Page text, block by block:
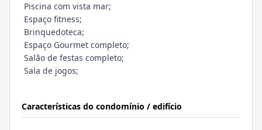
Características do condomínio / edifício
Piscina com vista mar;
Espaço fitness;
Brinquedoteca;
Espaço Gourmet completo;
Salão de festas completo;
Sala de jogos;